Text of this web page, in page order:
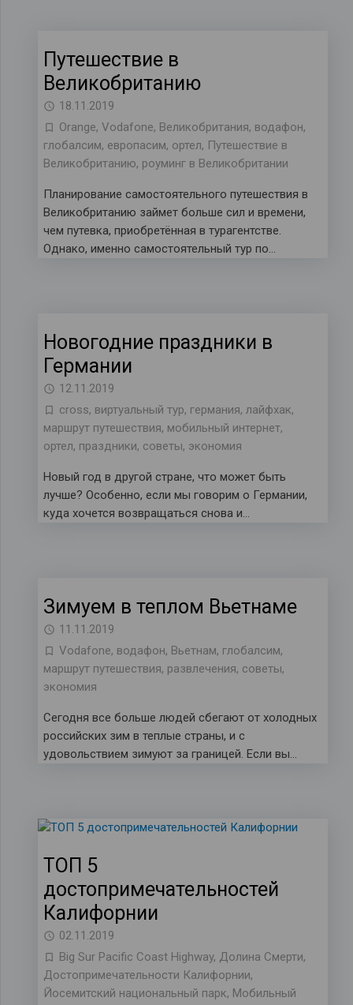
Путешествие в
Великобританию
18.11.2019
Orange, Vodafone, Великобритания, водафон,
глобалсим, европасим, ортел, Путешествие в
Великобританию, роуминг в Великобритании
Планирование самостоятельного путешествия в
Великобританию займет больше сил и времени,
чем путевка, приобретённая в турагентстве.
Однако, именно самостоятельный тур по…
Новогодние праздники в
Германии
12.11.2019
cross, виртуальный тур, германия, лайфхак,
маршрут путешествия, мобильный интернет,
ортел, праздники, советы, экономия
Новый год в другой стране, что может быть
лучше? Особенно, если мы говорим о Германии,
куда хочется возвращаться снова и…
Зимуем в теплом Вьетнаме
11.11.2019
Vodafone, водафон, Вьетнам, глобалсим,
маршрут путешествия, развлечения, советы,
экономия
Сегодня все больше людей сбегают от холодных
российских зим в теплые страны, и с
удовольствием зимуют за границей. Если вы…
ТОП 5
достопримечательностей
Калифорнии
02.11.2019
Big Sur Pacific Coast Highway, Долина Смерти,
Достопримечательности Калифорнии,
Йосемитский национальный парк, Мобильный